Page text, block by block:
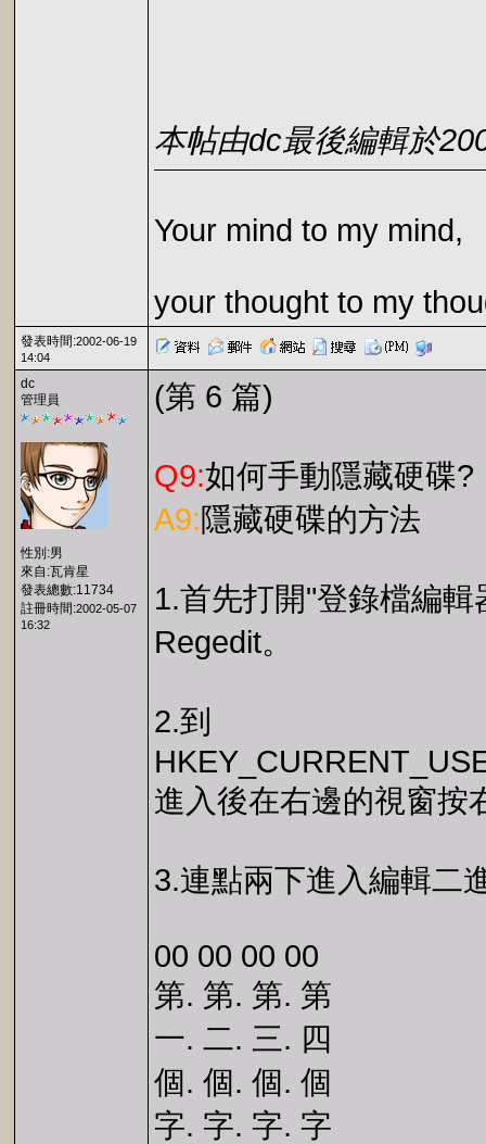
本帖由dc最後編輯於
Your mind to my mind,
your thought to my
發表時間:2002-06-19
14:04
dc
管理員
性別:男
來自:瓦肯星
發表總數:11734
註冊時間:2002-05-07
16:32
(第 6 篇)
Q9:如何手動隱藏硬碟?
A9:隱藏硬碟的方法
1.首先打開"登錄檔編
Regedit。
2.到
進入後在右邊的視窗按
3.連點兩下進入編輯二
00 00 00 00
第. 第. 第. 第
一. 二. 三. 四
個. 個. 個. 個
字. 字. 字. 字